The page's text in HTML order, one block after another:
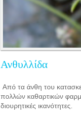
Ανθυλλίδα
Από τα άνθη του
πολλών καθαρτικών
διουρητικές ικανότητες.